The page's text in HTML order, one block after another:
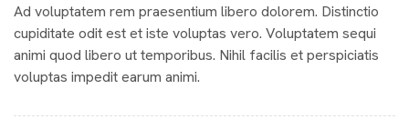
Ad voluptatem rem praesentium libero dolorem. Distinctio
cupiditate odit est et iste voluptas vero. Voluptatem sequi
animi quod libero ut temporibus. Nihil facilis et perspiciatis
voluptas impedit earum animi.